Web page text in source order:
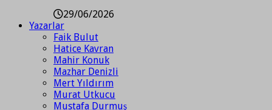
29/06/2026
Yazarlar
Faik Bulut
Hatice Kavran
Mahir Konuk
Mazhar Denizli
Mert Yıldırım
Murat Utkucu
Mustafa Durmuş